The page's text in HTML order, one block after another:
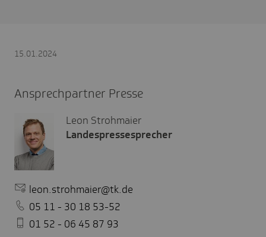
15.01.2024
Ansprechpartner Presse
Leon Strohmaier
Landespressesprecher
leon.strohmaier@tk.de
05 11 - 30 18 53-52
01 52 - 06 45 87 93